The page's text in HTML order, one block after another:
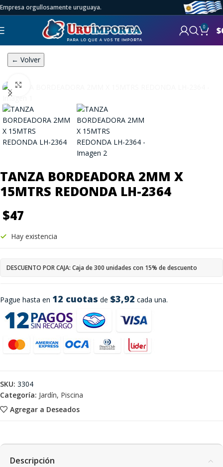
Empresa orgullosamente uruguaya.
0 $
← Volver
TANZA BORDEADORA 2MM X
15MTRS REDONDA LH-2364
$47
Pague hasta en 12 cuotas de $3,92 cada una.
Hay existencia
DESCUENTO POR CAJA: Caja de 300 unidades con 15% de descuento
Agregar a Deseados
SKU: 3304
Categoría: Jardín, Piscina
Descripción